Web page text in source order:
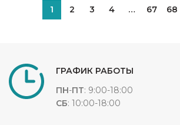
1 2 3 4 … 67 68
ГРАФИК РАБОТЫ
ПН-ПТ: 9:00-18:00
СБ: 10:00-18:00